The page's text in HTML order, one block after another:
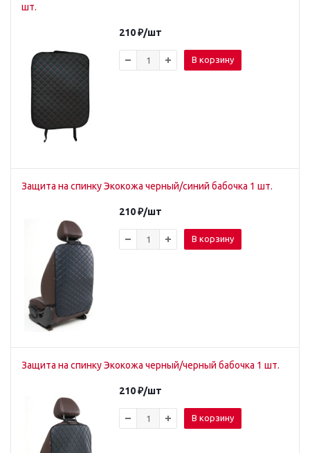
шт.
210₽/шт
В корзину
Защита на спинку Экокожа черный/синий бабочка 1 шт.
210₽/шт
В корзину
Защита на спинку Экокожа черный/черный бабочка 1 шт.
210₽/шт
В корзину